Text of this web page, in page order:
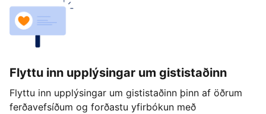
Flyttu inn upplýsingar um gististaðinn
Flyttu inn upplýsingar um gististaðinn þinn af öðrum
ferðavefsíðum og forðastu yfirbókun með